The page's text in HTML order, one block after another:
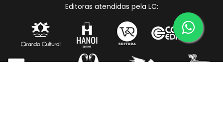
Editoras atendidas pela LC: